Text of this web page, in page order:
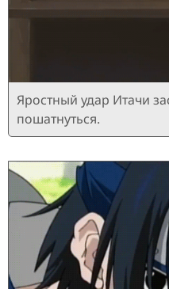
Яростный удар Итачи
пошатнуться.